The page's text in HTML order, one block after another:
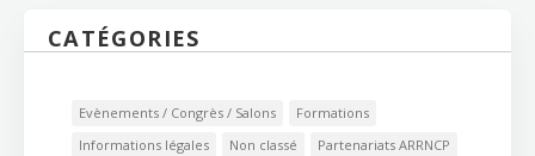
CATÉGORIES
Evènements / Congrès / Salons
Formations
Informations légales
Non classé
Partenariats ARRNCP